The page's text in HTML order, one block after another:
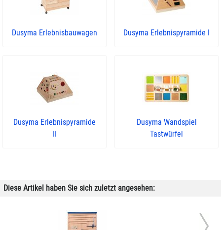
Dusyma Erlebnisbauwagen Dusyma Erlebnispyramide I
Dusyma Erlebnispyramide
II
Dusyma Wandspiel
Tastwürfel
Diese Artikel haben Sie sich zuletzt angesehen: